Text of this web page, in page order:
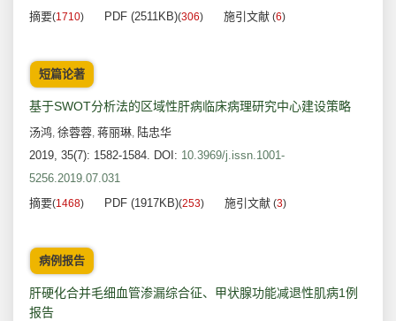
摘要(1710) PDF (2511KB)(306) 施引文献 (6)
短篇论著
基于SWOT分析法的区域性肝病临床病理研究中心建设策略
汤鸿, 徐蓉蓉, 蒋丽琳, 陆忠华
2019, 35(7): 1582-1584. DOI: 10.3969/j.issn.1001-
5256.2019.07.031
摘要(1468) PDF (1917KB)(253) 施引文献 (3)
病例报告
肝硬化合并毛细血管渗漏综合征、甲状腺功能减退性肌病1例
报告